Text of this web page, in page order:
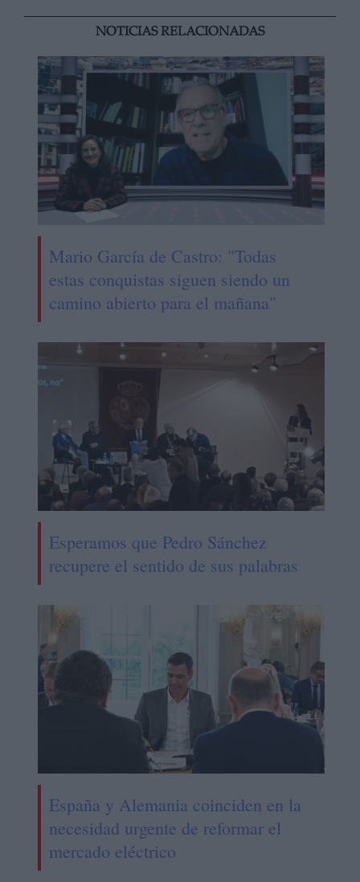
NOTICIAS RELACIONADAS
Mario García de Castro: "Todas
estas conquistas siguen siendo un
camino abierto para el mañana"
Esperamos que Pedro Sánchez
recupere el sentido de sus palabras
España y Alemania coinciden en la
necesidad urgente de reformar el
mercado eléctrico